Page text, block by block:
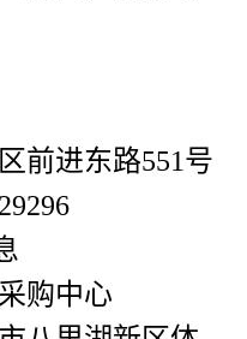
前进东路551号
购中心